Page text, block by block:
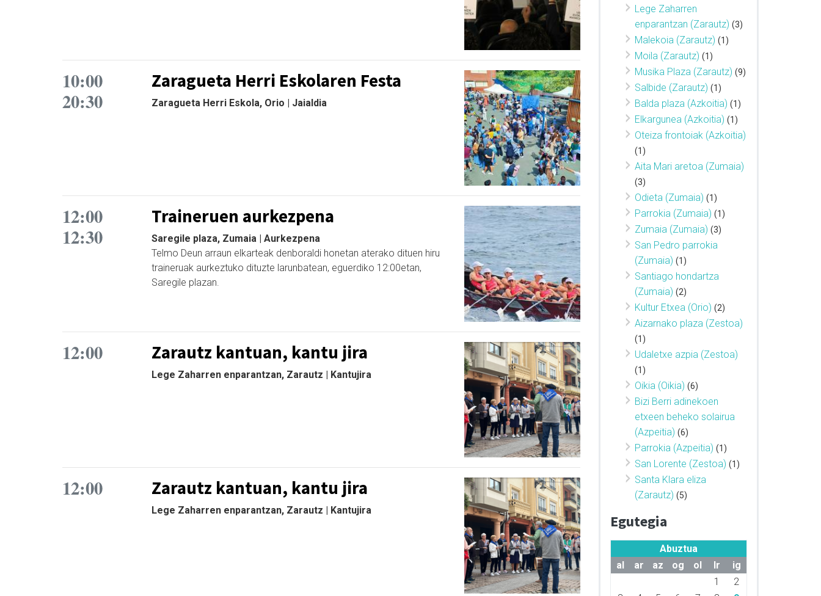
10:00
20:30
Zaragueta Herri Eskolaren Festa
Zaragueta Herri Eskola, Orio | Jaialdia
12:00
12:30
Traineruen aurkezpena
Saregile plaza, Zumaia | Aurkezpena
Telmo Deun arraun elkarteak denboraldi honetan aterako dituen hiru
traineruak aurkeztuko dituzte larunbatean, eguerdiko 12:00etan,
Saregile plazan.
12:00 Zarautz kantuan, kantu jira
Lege Zaharren enparantzan, Zarautz | Kantujira
12:00 Zarautz kantuan, kantu jira
Lege Zaharren enparantzan, Zarautz | Kantujira
Lege Zaharren
enparantzan (Zarautz) (3)
Malekoia (Zarautz) (1)
Moila (Zarautz) (1)
Musika Plaza (Zarautz) (9)
Salbide (Zarautz) (1)
Balda plaza (Azkoitia) (1)
Elkargunea (Azkoitia) (1)
Oteiza frontoiak (Azkoitia)
(1)
Aita Mari aretoa (Zumaia)
(3)
Odieta (Zumaia) (1)
Parrokia (Zumaia) (1)
Zumaia (Zumaia) (3)
San Pedro parrokia
(Zumaia) (1)
Santiago hondartza
(Zumaia) (2)
Kultur Etxea (Orio) (2)
Aizarnako plaza (Zestoa)
(1)
Udaletxe azpia (Zestoa)
(1)
Oikia (Oikia) (6)
Bizi Berri adinekoen
etxeen beheko solairua
(Azpeitia) (6)
Parrokia (Azpeitia) (1)
San Lorente (Zestoa) (1)
Santa Klara eliza
(Zarautz) (5)
Egutegia
Abuztua
al
ar az og ol lr
ig
1
2